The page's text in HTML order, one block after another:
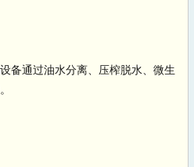
备通过油水分离、压榨脱水、微生